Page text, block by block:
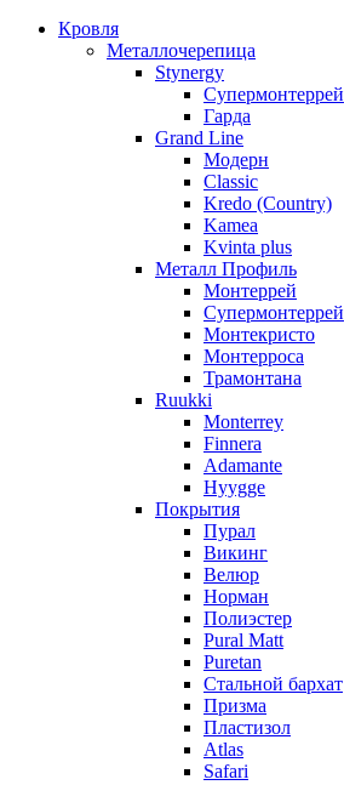
Кровля
Металлочерепица
Stynergy
Супермонтеррей
Гарда
Grand Line
Модерн
Classic
Kredo (Country)
Kamea
Kvinta plus
Металл Профиль
Монтеррей
Супермонтеррей
Монтекристо
Монтерроса
Трамонтана
Ruukki
Monterrey
Finnera
Adamante
Hyygge
Покрытия
Пурал
Викинг
Велюр
Норман
Полиэстер
Pural Matt
Puretan
Стальной бархат
Призма
Пластизол
Atlas
Safari